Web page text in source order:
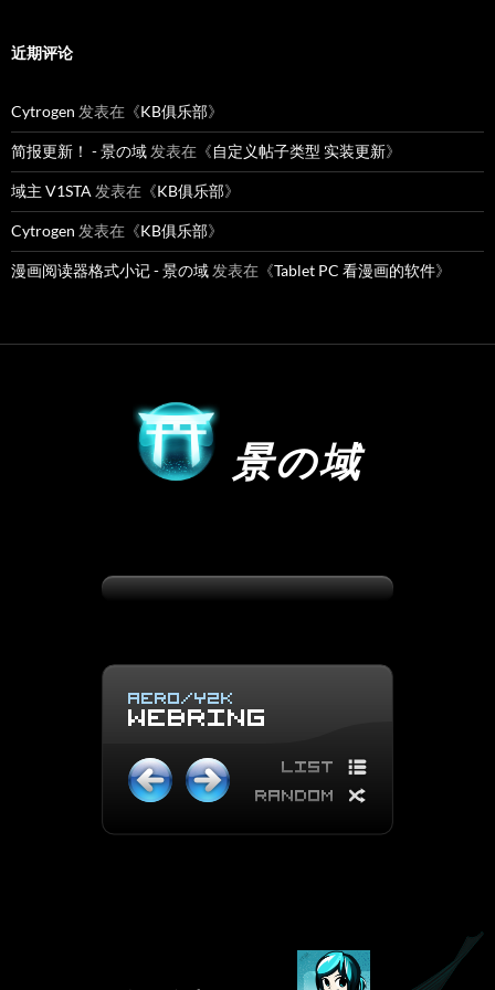
近期评论
Cytrogen 发表在《KB俱乐部》
简报更新！ - 景の域发表在《自定义帖子类型 实装更新》
域主 V1STA发表在《KB俱乐部》
Cytrogen 发表在《KB俱乐部》
漫画阅读器格式小记 - 景の域发表在《Tablet PC 看漫画的软件》
景の域